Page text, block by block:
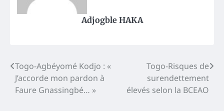
Adjogble HAKA
Post
navigation
Togo-Agbéyomé Kodjo : «
J’accorde mon pardon à
Faure Gnassingbé… »
Togo-Risques de
surendettement
élevés selon la BCEAO